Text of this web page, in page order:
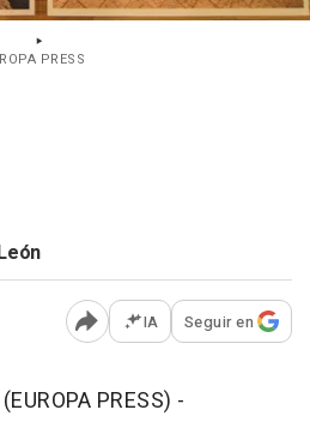
PRESS
Abrir opciones para
IA Seguir en
PRESS) -